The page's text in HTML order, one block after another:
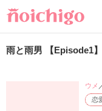
雨と雨男 【Episode1】
恋
ウメ